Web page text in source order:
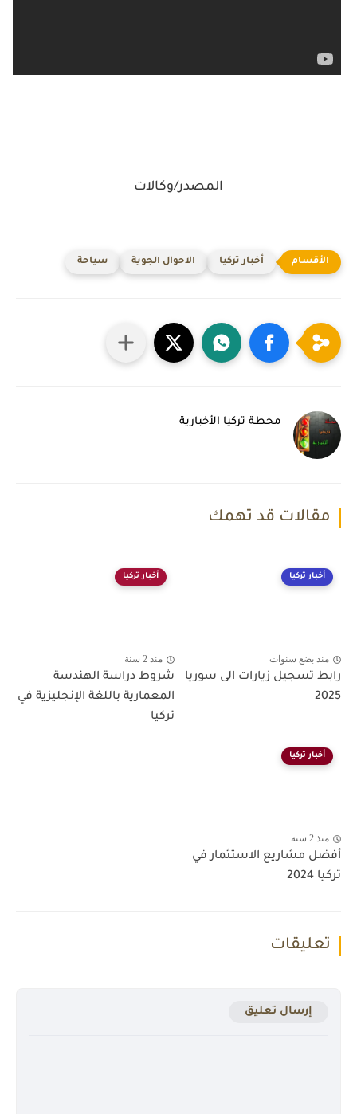
المصدر/وكالات
أخبار تركيا الاحوال الجوية سياحة
محطة تركيا الأخبارية
مقالات قد تهمك
أخبار تركيا
منذ بضع سنوات
رابط تسجيل زيارات الى سوريا
2025
أخبار تركيا
منذ 2 سنة
شروط دراسة الهندسة
المعمارية باللغة الإنجليزية في
تركيا
أخبار تركيا
منذ 2 سنة
أفضل مشاريع الاستثمار في
تركيا 2024
تعليقات
إرسال تعليق